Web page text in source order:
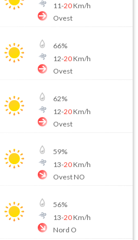
11-20Km/h
Ovest
66%
12-20Km/h
Ovest
62%
12-20Km/h
Ovest
59%
13-20Km/h
Ovest NO
56%
13-20Km/h
Nord O